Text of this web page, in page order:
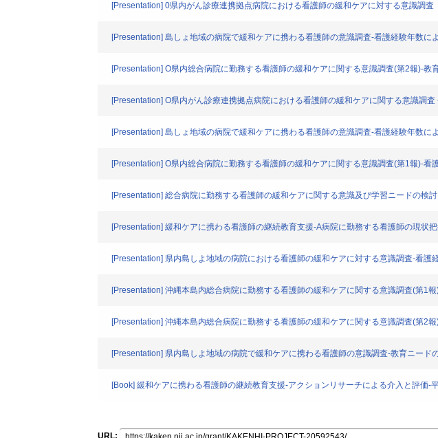
[Presentation] 0県内がん診療連携拠点病院における看護師の緩和ケアに対する意識調査
[Presentation] 島しょ地域の病院で緩和ケアに携わる看護師の意識調査-看護経験年数に
[Presentation] O県内総合病院に勤務する看護師の緩和ケアに関する意識調査(第2報)-教
[Presentation] O県内がん診療連携拠点病院における看護師の緩和ケアに関する意識調
[Presentation] 島しょ地域の病院で緩和ケアに携わる看護師の意識調査-看護経験年数に
[Presentation] O県内総合病院に勤務する看護師の緩和ケアに関する意識調査(第1報)-看
[Presentation] 総合病院に勤務する看護師の緩和ケアに関する意識及び学習ニードの検
[Presentation] 緩和ケアに携わる看護師の継続教育支援-A病院に勤務する看護師の現状
[Presentation] 県内島しよ地域の病院における看護師の緩和ケアに対する意識調査-看護
[Presentation] 沖縄本島内総合病院に勤務する看護師の緩和ケアに関する意識調査(第1
[Presentation] 沖縄本島内総合病院に勤務する看護師の緩和ケアに関する意識調査(第2
[Presentation] 県内島しよ地域の病院で緩和ケアに携わる看護師の意識調査-教育ニード
[Book] 緩和ケアに携わる看護師の継続教育支援-アクションリサーチによる介入と評価
URL: